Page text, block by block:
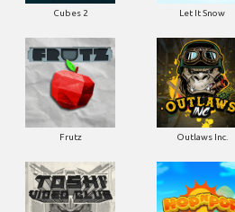
Cubes 2 Let It Snow
Frutz Outlaws Inc.